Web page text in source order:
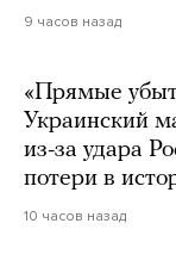
9 часов назад
«Прямые
Украинский
из-за удара
потери в
10 часов назад